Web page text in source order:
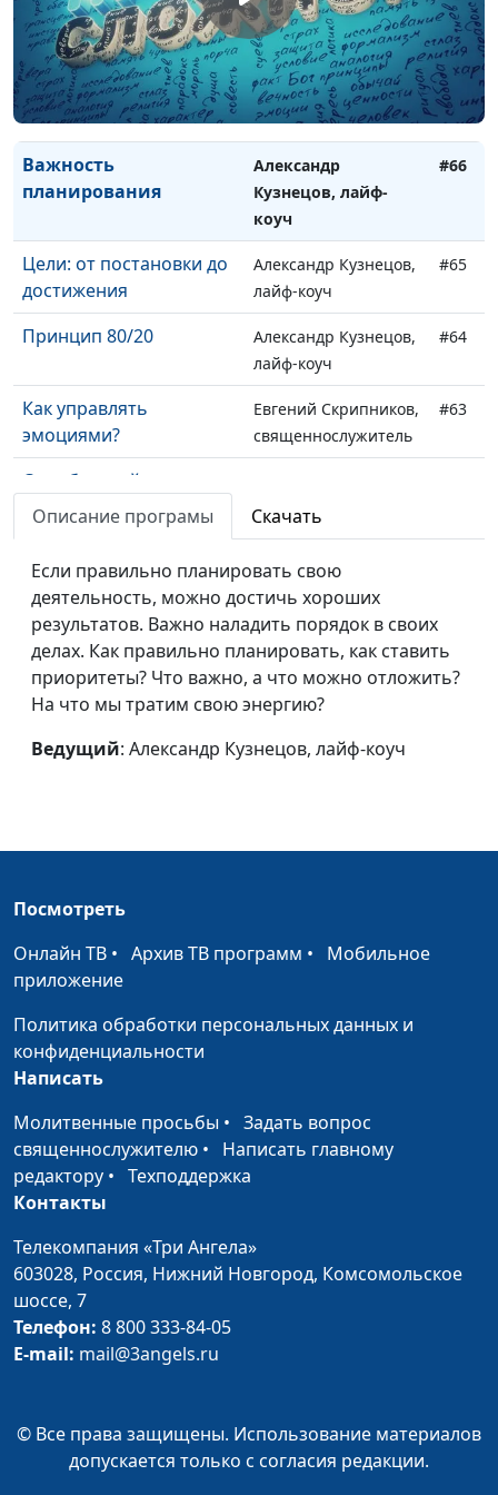
лайф-коуч
Где найти
дополнительное
время?
Александр Кузнецов,
лайф-коуч
#67
Важность
планирования
Александр
Кузнецов, лайф-
коуч
#66
Цели: от постановки до
достижения
Александр Кузнецов,
лайф-коуч
#65
Принцип 80/20
Александр Кузнецов,
лайф-коуч
#64
Как управлять
эмоциями?
Евгений Скрипников,
священнослужитель
#63
Села батарейка:
эмоциональное
священнослужитель
Что делать со
стереотипами?
Евгений Скрипников,
священнослужитель
Поиск призвания
Евгений Скрипников,
священнослужитель
#60
Учимся учиться
священнослужитель
Как победить лень?
Евгений Скрипников,
священнослужитель
Я никому ничего не
должен
священнослужитель
Умение говорить «нет»
Слушать и слышать
Евгений Скрипников,
священнослужитель
Как реагировать на
сарказм?
Научитесь начинать!
Евгений Скрипников,
священнослужитель
#49
Описание програмы Скачать
Если правильно планировать свою
деятельность, можно достичь хороших
результатов. Важно наладить порядок в своих
делах. Как правильно планировать, как ставить
приоритеты? Что важно, а что можно отложить?
На что мы тратим свою энергию?
Ведущий: Александр Кузнецов, лайф-коуч
Посмотреть
Онлайн ТВ • Архив ТВ программ • Мобильное
приложение
Политика обработки персональных данных и
конфиденциальности
Написать
Молитвенные просьбы • Задать вопрос
священнослужителю • Написать главному
редактору • Техподдержка
Контакты
Телекомпания «Три Ангела»
603028, Россия, Нижний Новгород, Комсомольское
шоссе, 7
Телефон: 8 800 333-84-05
E-mail: mail@3angels.ru
© Все права защищены. Использование материалов
допускается только с согласия редакции.